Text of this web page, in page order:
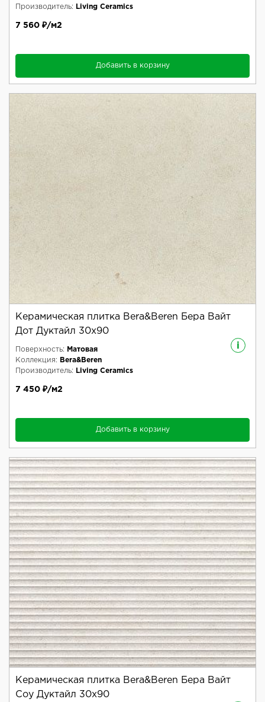
Производитель:
Living Ceramics
7 560 ₽/м2
Добавить в корзину
Керамическая плитка Bera&Beren Бера Вайт
Дот Дуктайл 30x90
i
Поверхность:
Матовая
Коллекция:
Bera&Beren
Производитель:
Living Ceramics
7 450 ₽/м2
Добавить в корзину
Керамическая плитка Bera&Beren Бера Вайт
Соу Дуктайл 30x90